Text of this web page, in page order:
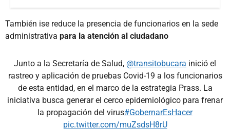
También ise reduce la presencia de funcionarios en la sede
administrativa para la atención al ciudadano
Junto a la Secretaría de Salud, @transitobucara inició el
rastreo y aplicación de pruebas Covid-19 a los funcionarios
de esta entidad, en el marco de la estrategia Prass. La
iniciativa busca generar el cerco epidemiológico para frenar
la propagación del virus#GobernarEsHacer
pic.twitter.com/muZsdsH8rU